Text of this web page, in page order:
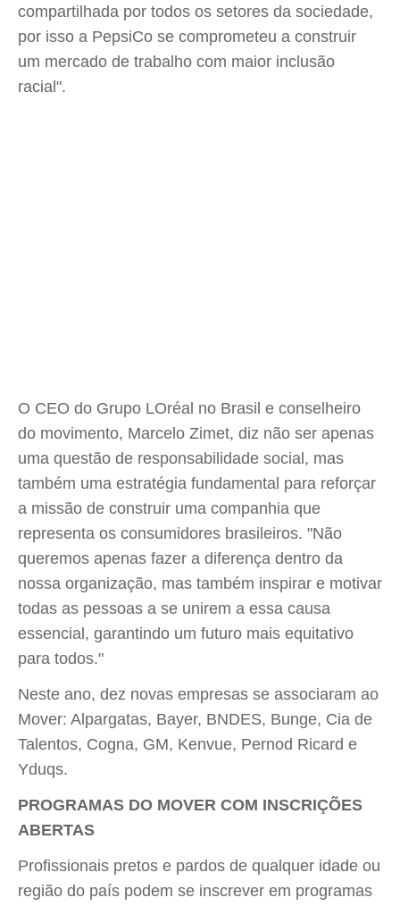
compartilhada por todos os setores da sociedade,
por isso a PepsiCo se comprometeu a construir
um mercado de trabalho com maior inclusão
racial".
O CEO do Grupo LOréal no Brasil e conselheiro
do movimento, Marcelo Zimet, diz não ser apenas
uma questão de responsabilidade social, mas
também uma estratégia fundamental para reforçar
a missão de construir uma companhia que
representa os consumidores brasileiros. "Não
queremos apenas fazer a diferença dentro da
nossa organização, mas também inspirar e motivar
todas as pessoas a se unirem a essa causa
essencial, garantindo um futuro mais equitativo
para todos."
Neste ano, dez novas empresas se associaram ao
Mover: Alpargatas, Bayer, BNDES, Bunge, Cia de
Talentos, Cogna, GM, Kenvue, Pernod Ricard e
Yduqs.
PROGRAMAS DO MOVER COM INSCRIÇÕES
ABERTAS
Profissionais pretos e pardos de qualquer idade ou
região do país podem se inscrever em programas